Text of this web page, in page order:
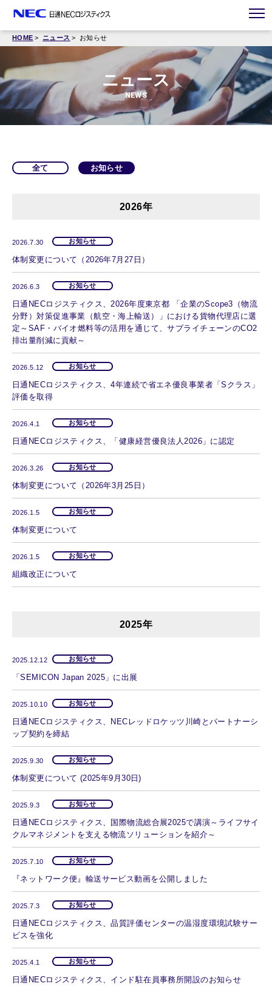
HOME ニュース お知らせ
ニュース
NEWS
全て お知らせ
2026年
2026.7.30 お知らせ
体制変更について（2026年7月27日）
2026.6.3 お知らせ
日通NECロジスティクス、2026年度東京都 「企業のScope3（物流
分野）対策促進事業（航空・海上輸送）」における貨物代理店に選
定～SAF・バイオ燃料等の活用を通じて、サプライチェーンのCO2
排出量削減に貢献～
2026.5.12 お知らせ
日通NECロジスティクス、4年連続で省エネ優良事業者「Sクラス」
評価を取得
2026.4.1 お知らせ
日通NECロジスティクス、「健康経営優良法人2026」に認定
2026.3.26 お知らせ
体制変更について（2026年3月25日）
2026.1.5 お知らせ
体制変更について
2026.1.5 お知らせ
組織改正について
2025年
2025.12.12 お知らせ
「SEMICON Japan 2025」に出展
2025.10.10 お知らせ
日通NECロジスティクス、NECレッドロケッツ川崎とパートナーシ
ップ契約を締結
2025.9.30 お知らせ
体制変更について (2025年9月30日)
2025.9.3 お知らせ
日通NECロジスティクス、国際物流総合展2025で講演～ライフサイ
クルマネジメントを支える物流ソリューションを紹介～
2025.7.10 お知らせ
『ネットワーク便』輸送サービス動画を公開しました
2025.7.3 お知らせ
日通NECロジスティクス、品質評価センターの温湿度環境試験サー
ビスを強化
2025.4.1 お知らせ
日通NECロジスティクス、インド駐在員事務所開設のお知らせ